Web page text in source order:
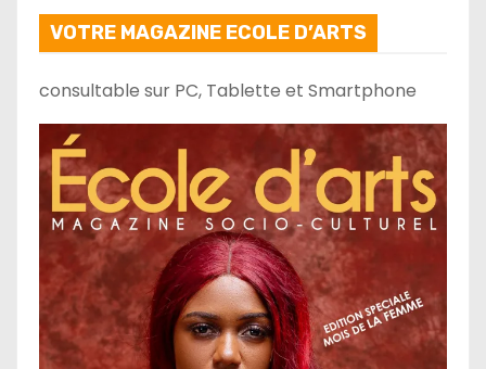
VOTRE MAGAZINE ECOLE D’ARTS
consultable sur PC, Tablette et Smartphone